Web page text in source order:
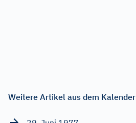
Weitere Artikel aus dem Kalender